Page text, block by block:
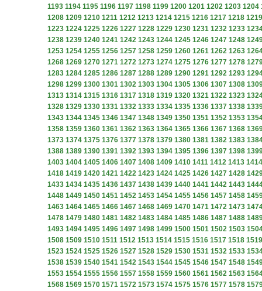
1193 1194 1195 1196 1197 1198 1199 1200 1201 1202 1203 1204
1208 1209 1210 1211 1212 1213 1214 1215 1216 1217 1218 1219
1223 1224 1225 1226 1227 1228 1229 1230 1231 1232 1233
1238 1239 1240 1241 1242 1243 1244 1245 1246 1247 1248
1253 1254 1255 1256 1257 1258 1259 1260 1261 1262 1263
1268 1269 1270 1271 1272 1273 1274 1275 1276 1277 1278
1283 1284 1285 1286 1287 1288 1289 1290 1291 1292 1293
1298 1299 1300 1301 1302 1303 1304 1305 1306 1307 1308
1313 1314 1315 1316 1317 1318 1319 1320 1321 1322 1323
1328 1329 1330 1331 1332 1333 1334 1335 1336 1337 1338
1343 1344 1345 1346 1347 1348 1349 1350 1351 1352 1353
1358 1359 1360 1361 1362 1363 1364 1365 1366 1367 1368
1373 1374 1375 1376 1377 1378 1379 1380 1381 1382 1383
1388 1389 1390 1391 1392 1393 1394 1395 1396 1397 1398
1403 1404 1405 1406 1407 1408 1409 1410 1411 1412 1413 1414
1418 1419 1420 1421 1422 1423 1424 1425 1426 1427 1428
1433 1434 1435 1436 1437 1438 1439 1440 1441 1442 1443
1448 1449 1450 1451 1452 1453 1454 1455 1456 1457 1458
1463 1464 1465 1466 1467 1468 1469 1470 1471 1472 1473
1478 1479 1480 1481 1482 1483 1484 1485 1486 1487 1488
1493 1494 1495 1496 1497 1498 1499 1500 1501 1502 1503
1508 1509 1510 1511 1512 1513 1514 1515 1516 1517 1518 1519
1523 1524 1525 1526 1527 1528 1529 1530 1531 1532 1533
1538 1539 1540 1541 1542 1543 1544 1545 1546 1547 1548
1553 1554 1555 1556 1557 1558 1559 1560 1561 1562 1563
1568 1569 1570 1571 1572 1573 1574 1575 1576 1577 1578